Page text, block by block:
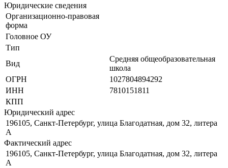
Юридические сведения
Организационно-правовая
форма
Головное ОУ
Тип
Вид
Средняя общеобразовательная
школа
ОГРН
1027804894292
ИНН
7810151811
КПП
Юридический адрес
196105, Санкт-Петербург, улица Благодатная, дом 32, литера
А
Фактический адрес
196105, Санкт-Петербург, улица Благодатная, дом 32, литера
А